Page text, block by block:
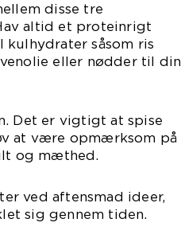
disse tre
altid et proteinrigt
såsom ris
eller nødder til din
Det er vigtigt at spise
at være opmærksom på
og mæthed.
ved aftensmad ideer,
sig gennem tiden.